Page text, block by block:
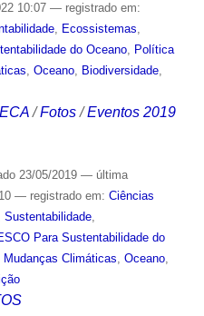
10:07 — registrado em:
, Ecossistemas
do Oceano, Política
Oceano, Biodiversidade,
/Fotos /Eventos 2019
23/05/2019 — última
— registrado em: Ciências
Sustentabilidade,
Para Sustentabilidade do
Mudanças Climáticas, Oceano,